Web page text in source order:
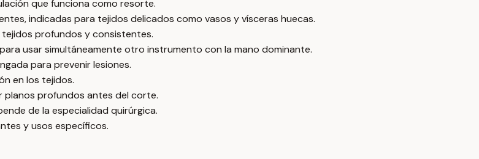
que funciona como resorte.
indicadas para tejidos delicados como vasos y vísceras huecas.
tejidos profundos y consistentes.
usar simultáneamente otro instrumento con la mano dominante.
para prevenir lesiones.
en los tejidos.
planos profundos antes del corte.
de la especialidad quirúrgica.
y usos específicos.